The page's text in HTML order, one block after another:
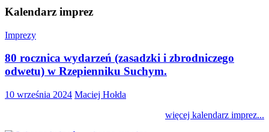
Kalendarz imprez
Imprezy
80 rocznica wydarzeń (zasadzki i zbrodniczego
odwetu) w Rzepienniku Suchym.
10 września 2024 Maciej Hołda
więcej kalendarz imprez...